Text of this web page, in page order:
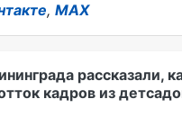
, MAX
рассказали,
кадров из